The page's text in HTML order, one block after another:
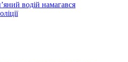
водій намагався